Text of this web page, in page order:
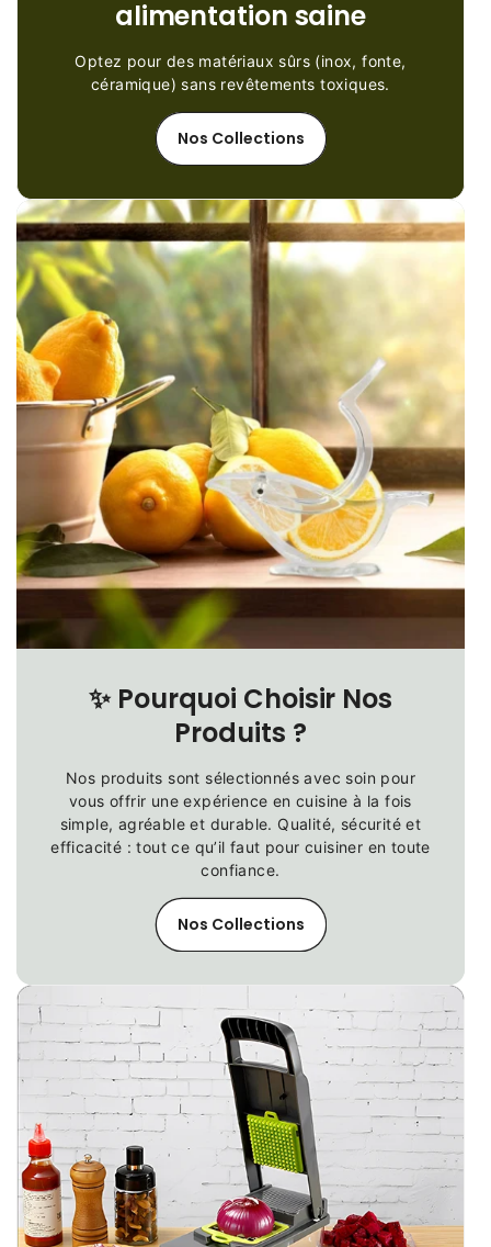
alimentation saine
Optez pour des matériaux sûrs (inox, fonte,
céramique) sans revêtements toxiques.
Nos Collections
✨ Pourquoi Choisir Nos
Produits ?
Nos produits sont sélectionnés avec soin pour
vous offrir une expérience en cuisine à la fois
simple, agréable et durable. Qualité, sécurité et
efficacité : tout ce qu’il faut pour cuisiner en toute
confiance.
Nos Collections